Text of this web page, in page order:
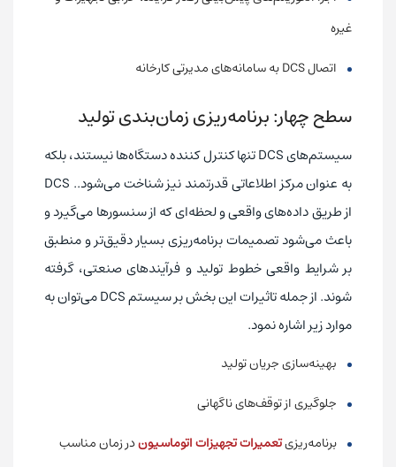
غیره
اتصال DCS به سامانه‌های مدیرتی کارخانه
سطح چهار: برنامه‌ریزی زمان‌بندی تولید
سیستم‌های DCS تنها کنترل کننده دستگاه‌ها نیستند، بلکه
به عنوان مرکز اطلاعاتی قدرتمند نیز شناخت می‌شود.. DCS
از طریق داده‌های واقعی و لحظه‌ای که از سنسورها می‌گیرد و
باعث می‌شود تصمیمات برنامه‌ریزی بسیار دقیق‌تر و منطبق
بر شرایط واقعی خطوط تولید و فرآیندهای صنعتی، گرفته
شوند. از جمله تاثیرات این بخش بر سیستم DCS می‌توان به
موارد زیر اشاره نمود.
بهینه‌سازی جریان تولید
جلوگیری از توقف‌های ناگهانی
برنامه‌ریزیتعمیرات تجهیزات اتوماسیوندر زمان مناسب